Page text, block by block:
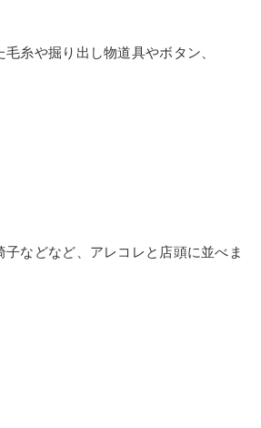
糸や掘り出し物道具やボタン、
などなど、アレコレと店頭に並べま